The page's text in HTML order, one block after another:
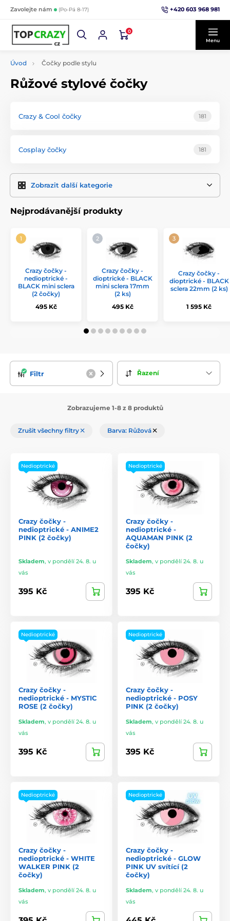
Zavolejte nám (Po-Pá 8-17) +420 603 968 981
0
Menu
Úvod Čočky podle stylu
Růžové stylové čočky
Crazy & Cool čočky 181
Cosplay čočky 181
Zobrazit další kategorie
Nejprodávanější produkty
Crazy čočky -
nedioptrické -
BLACK mini sclera
(2 čočky)
495 Kč
Crazy čočky -
dioptrické - BLACK
mini sclera 17mm
(2 ks)
495 Kč
Crazy čočky -
dioptrické - BLACK
sclera 22mm (2 ks)
1 595 Kč
Filtr Řazení
Zobrazujeme 1-8 z 8 produktů
Zrušit všechny filtry Barva: Růžová
Nedioptrické
Crazy čočky -
nedioptrické - ANIME2
PINK (2 čočky)
Skladem, v pondělí 24. 8. u
vás
395 Kč
Nedioptrické
Crazy čočky -
nedioptrické -
AQUAMAN PINK (2
čočky)
Skladem, v pondělí 24. 8. u
vás
395 Kč
Nedioptrické
Crazy čočky -
nedioptrické - MYSTIC
ROSE (2 čočky)
Skladem, v pondělí 24. 8. u
vás
395 Kč
Nedioptrické
Crazy čočky -
nedioptrické - POSY
PINK (2 čočky)
Skladem, v pondělí 24. 8. u
vás
395 Kč
Nedioptrické
Crazy čočky -
nedioptrické - WHITE
WALKER PINK (2
čočky)
Skladem, v pondělí 24. 8. u
vás
Nedioptrické
Crazy čočky -
nedioptrické - GLOW
PINK UV svítící (2
čočky)
Skladem, v pondělí 24. 8. u
vás